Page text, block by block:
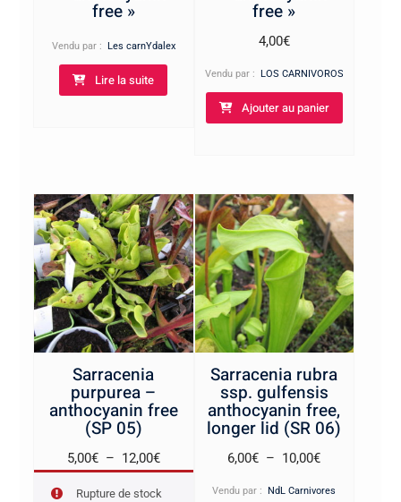
free »
Vendu par : Les carnYdalex
Lire la suite
free »
4,00€
Vendu par : LOS CARNIVOROS
Ajouter au panier
Sarracenia
purpurea –
anthocyanin free
(SP 05)
5,00€ – 12,00€Plage
Rupture de stock
Sarracenia rubra
ssp. gulfensis
anthocyanin free,
longer lid (SR 06)
6,00€ – 10,00€Plage
Vendu par : NdL Carnivores